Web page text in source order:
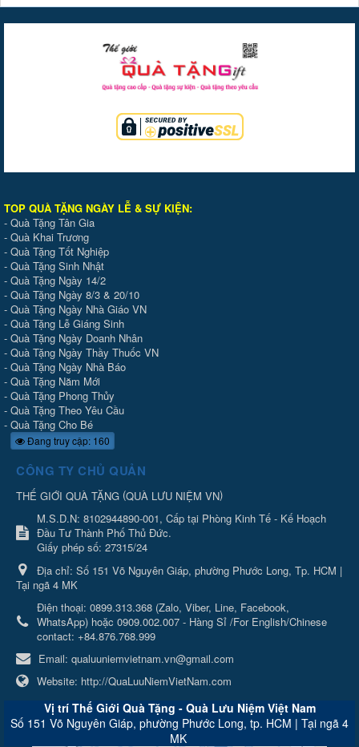
TOP QUÀ TẶNG NGÀY LỄ & SỰ KIỆN:
- Quà Tặng Tân Gia
- Quà Khai Trương
- Quà Tặng Tốt Nghiệp
- Quà Tặng Sinh Nhật
- Quà Tặng Ngày 14/2
- Quà Tặng Ngày 8/3 & 20/10
- Quà Tặng Ngày Nhà Giáo VN
- Quà Tặng Lễ Giáng Sinh
- Quà Tặng Ngày Doanh Nhân
- Quà Tặng Ngày Thầy Thuốc VN
- Quà Tặng Ngày Nhà Báo
- Quà Tặng Năm Mới
- Quà Tặng Phong Thủy
- Quà Tặng Theo Yêu Cầu
- Quà Tặng Cho Bé
Đang truy cập: 160
CÔNG TY CHỦ QUẢN
THẾ GIỚI QUÀ TẶNG (QUÀ LƯU NIỆM VN)
M.S.D.N: 8102944890-001, Cấp tại Phòng Kinh Tế - Kế Hoạch
Đầu Tư Thành Phố Thủ Đức.
Giấy phép số: 27315/24
Địa chỉ: Số 151 Võ Nguyên Giáp, phường Phước Long, Tp. HCM |
Tại ngã 4 MK
Điện thoại: 0899.313.368 (Zalo, Viber, Line, Facebook,
WhatsApp) hoặc 0909.002.007 - Hàng Sỉ /For English/Chinese
contact: +84.876.768.999
Email: qualuuniemvietnam.vn@gmail.com
Website: http://QuaLuuNiemVietNam.com
Vị trí Thế Giới Quà Tặng - Quà Lưu Niệm Việt Nam
Số 151 Võ Nguyên Giáp, phường Phước Long, tp. HCM | Tại ngã 4
MK